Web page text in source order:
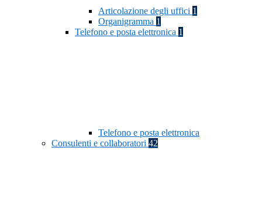
Articolazione degli uffici 1
Organigramma 1
Telefono e posta elettronica 1
Telefono e posta elettronica
Consulenti e collaboratori 42